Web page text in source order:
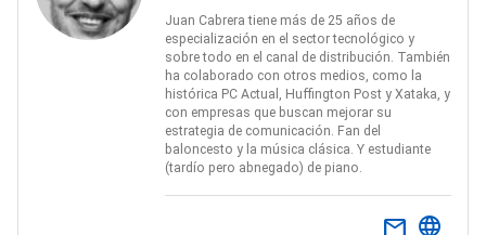
Juan Cabrera tiene más de 25 años de
especialización en el sector tecnológico y
sobre todo en el canal de distribución. También
ha colaborado con otros medios, como la
histórica PC Actual, Huffington Post y Xataka, y
con empresas que buscan mejorar su
estrategia de comunicación. Fan del
baloncesto y la música clásica. Y estudiante
(tardío pero abnegado) de piano.